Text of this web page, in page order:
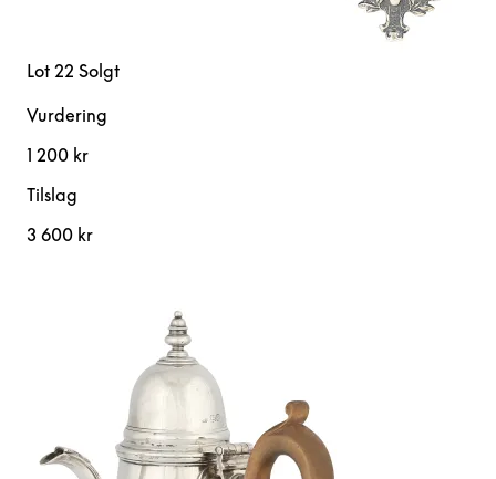
Lot 22 Solgt
Vurdering
1 200 kr
Tilslag
3 600 kr